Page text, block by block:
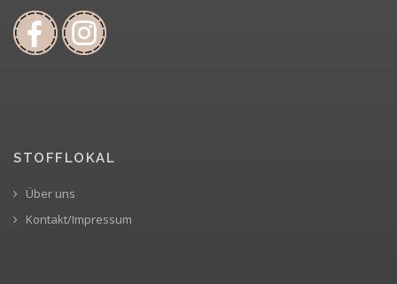
STOFFLOKAL
Über uns
Kontakt/Impressum